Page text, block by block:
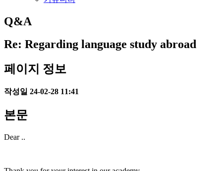
Q&A
Re: Regarding language study abroad
페이지 정보
작성일 24-02-28 11:41
본문
Dear ..